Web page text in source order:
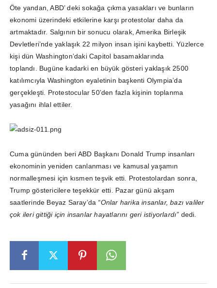
Öte yandan, ABD’ deki sokağa çıkma yasakları ve bunların
ekonomi üzerindeki etkilerine karşı protestolar daha da
artmaktadır. Salgının bir sonucu olarak, Amerika Birleşik
Devletleri’nde yaklaşık 22 milyon insan işini kaybetti. Yüzlerce
kişi dün Washington’daki Capitol basamaklarında
toplandı. Bugüne kadarki en büyük gösteri yaklaşık 2500
katılımcıyla Washington eyaletinin başkenti Olympia’da
gerçekleşti. Protestocular 50’den fazla kişinin toplanma
yasağını ihlal ettiler.
Cuma gününden beri ABD Başkanı Donald Trump insanları
ekonominin yeniden canlanması ve kamusal yaşamın
normalleşmesi için kısmen teşvik etti. Protestolardan sonra,
Trump göstericilere teşekkür etti. Pazar günü akşam
saatlerinde Beyaz Saray’da “Onlar harika insanlar, bazı valiler
çok ileri gittiği için insanlar hayatlarını geri istiyorlardı” dedi.